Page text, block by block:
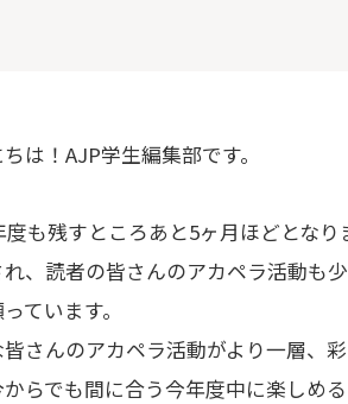
は！AJP学生編集部です。
度も残すところあと5ヶ月ほどとな
、読者の皆さんのアカペラ活動も
ています。
さんのアカペラ活動がより一層、
からでも間に合う今年度中に楽しめ